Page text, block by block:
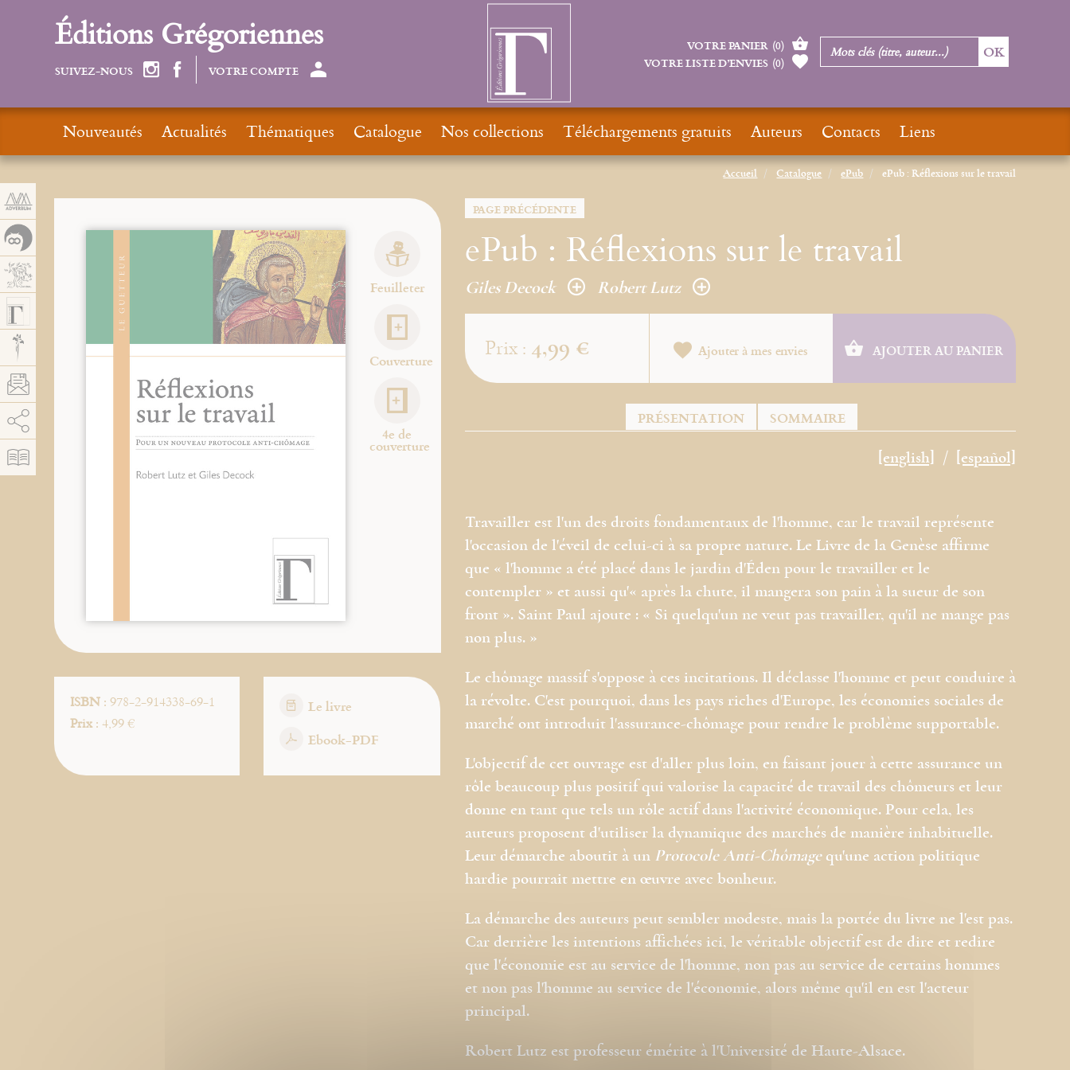
Accueil Catalogue ePub ePub : Réflexions sur le travail
PAGE PRÉCÉDENTE
ePub : Réflexions sur le travail
Giles Decock Robert Lutz
Feuilleter
Couverture
4e de
couverture
ISBN: 978-2-914338-69-1
Prix: 4,99 €
Le livre
Ebook-PDF
Prix : 4,99 € Ajouter à mes envies AJOUTER AU PANIER
PRÉSENTATION SOMMAIRE
[english] [español]
Travailler est l'un des droits fondamentaux de l'homme, car le travail représente
l'occasion de l'éveil de celui-ci à sa propre nature. Le Livre de la Genèse affirme
que « l'homme a été placé dans le jardin d'Éden pour le travailler et le
contempler » et aussi qu'« après la chute, il mangera son pain à la sueur de son
front ». Saint Paul ajoute : « Si quelqu'un ne veut pas travailler, qu'il ne mange pas
non plus. »
Le chômage massif s'oppose à ces incitations. Il déclasse l'homme et peut conduire à
la révolte. C'est pourquoi, dans les pays riches d'Europe, les économies sociales de
marché ont introduit l'assurance-chômage pour rendre le problème supportable.
L'objectif de cet ouvrage est d'aller plus loin, en faisant jouer à cette assurance un
rôle beaucoup plus positif qui valorise la capacité de travail des chômeurs et leur
donne en tant que tels un rôle actif dans l'activité économique. Pour cela, les
auteurs proposent d'utiliser la dynamique des marchés de manière inhabituelle.
Leur démarche aboutit à un ProtocoleAnti-Chômagequ'une action politique
hardie pourrait mettre en œuvre avec bonheur.
La démarche des auteurs peut sembler modeste, mais la portée du livre ne l'est pas.
Car derrière les intentions affichées ici, le véritable objectif est de dire et redire
que l'économie est au service de l'homme, non pas au service de certains hommes
et non pas l'homme au service de l'économie, alors même qu'il en est l'acteur
principal.
Robert Lutz est professeur émérite à l'Université de Haute-Alsace.
Éditions Grégoriennes
SUIVEZ-NOUS VOTRE COMPTE
VOTRE PANIER (0)
VOTRE LISTE D’ENVIES (0)
Nouveautés Actualités Thématiques Catalogue Nos collections Téléchargements gratuits Auteurs Contacts Liens
Autoriser
Panneau de gestion des cookies